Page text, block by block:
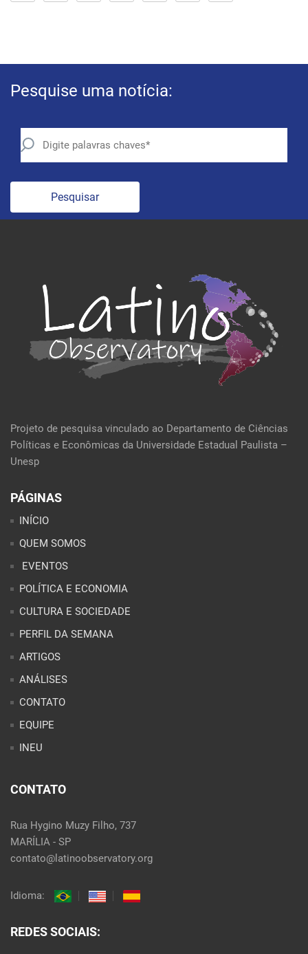
Pesquise uma notícia:
Pesquisar
Projeto de pesquisa vinculado ao Departamento de Ciências
Políticas e Econômicas da Universidade Estadual Paulista –
Unesp
PÁGINAS
INÍCIO
QUEM SOMOS
EVENTOS
POLÍTICA E ECONOMIA
CULTURA E SOCIEDADE
PERFIL DA SEMANA
ARTIGOS
ANÁLISES
CONTATO
EQUIPE
INEU
CONTATO
Rua Hygino Muzy Filho, 737
MARÍLIA - SP
contato@latinoobservatory.org
Idioma:
REDES SOCIAIS: